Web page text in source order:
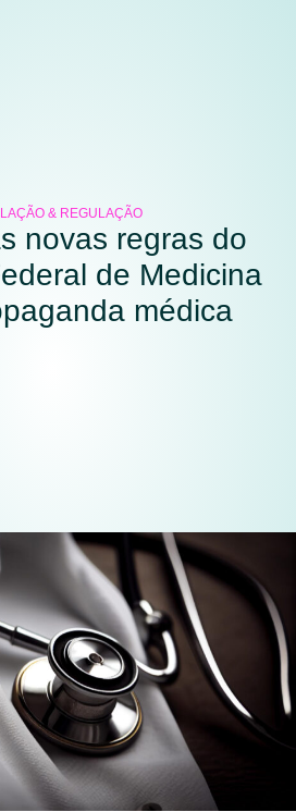
& REGULAÇÃO
novas regras do
de Medicina
médica